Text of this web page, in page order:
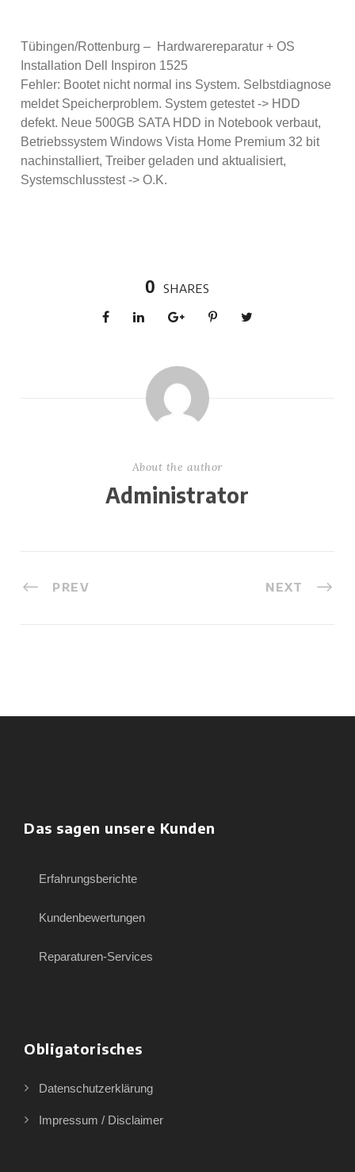
Tübingen/Rottenburg – Hardwarereparatur + OS
Installation Dell Inspiron 1525
Fehler: Bootet nicht normal ins System. Selbstdiagnose
meldet Speicherproblem. System getestet -> HDD
defekt. Neue 500GB SATA HDD in Notebook verbaut,
Betriebssystem Windows Vista Home Premium 32 bit
nachinstalliert, Treiber geladen und aktualisiert,
Systemschlusstest -> O.K.
0 SHARES
About the author
Administrator
PREV NEXT
Das sagen unsere Kunden
Erfahrungsberichte
Kundenbewertungen
Reparaturen-Services
Obligatorisches
Datenschutzerklärung
Impressum / Disclaimer